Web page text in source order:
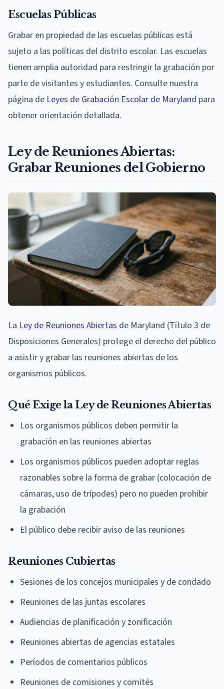
Escuelas Públicas
Grabar en propiedad de las escuelas públicas está
sujeto a las políticas del distrito escolar. Las escuelas
tienen amplia autoridad para restringir la grabación por
parte de visitantes y estudiantes. Consulte nuestra
página de Leyes de Grabación Escolar de Maryland para
obtener orientación detallada.
Ley de Reuniones Abiertas:
Grabar Reuniones del Gobierno
La Ley de Reuniones Abiertas de Maryland (Título 3 de
Disposiciones Generales) protege el derecho del público
a asistir y grabar las reuniones abiertas de los
organismos públicos.
Qué Exige la Ley de Reuniones Abiertas
Los organismos públicos deben permitir la
grabación en las reuniones abiertas
Los organismos públicos pueden adoptar reglas
razonables sobre la forma de grabar (colocación de
cámaras, uso de trípodes) pero no pueden prohibir
la grabación
El público debe recibir aviso de las reuniones
Reuniones Cubiertas
Sesiones de los concejos municipales y de condado
Reuniones de las juntas escolares
Audiencias de planificación y zonificación
Reuniones abiertas de agencias estatales
Períodos de comentarios públicos
Reuniones de comisiones y comités